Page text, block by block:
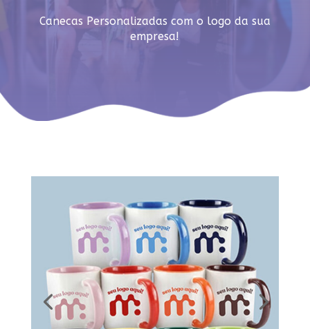
Canecas Personalizadas com o logo da sua
empresa!